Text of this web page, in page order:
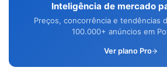
Inteligência de mercado
Preços, concorrência e tendências
100.000+ anúncios em
Ver plano Pro